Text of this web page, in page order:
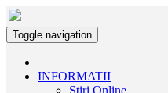
Toggle navigation
INFORMATII
Stiri Online